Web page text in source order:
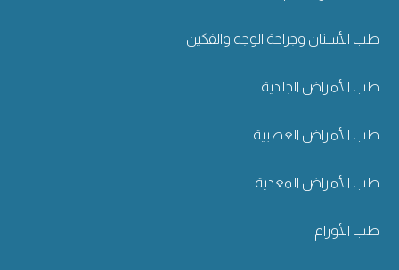
طب الأسنان وجراحة الوجه والفكين
طب الأمراض الجلدية
طب الأمراض العصبية
طب الأمراض المعدية
طب الأورام